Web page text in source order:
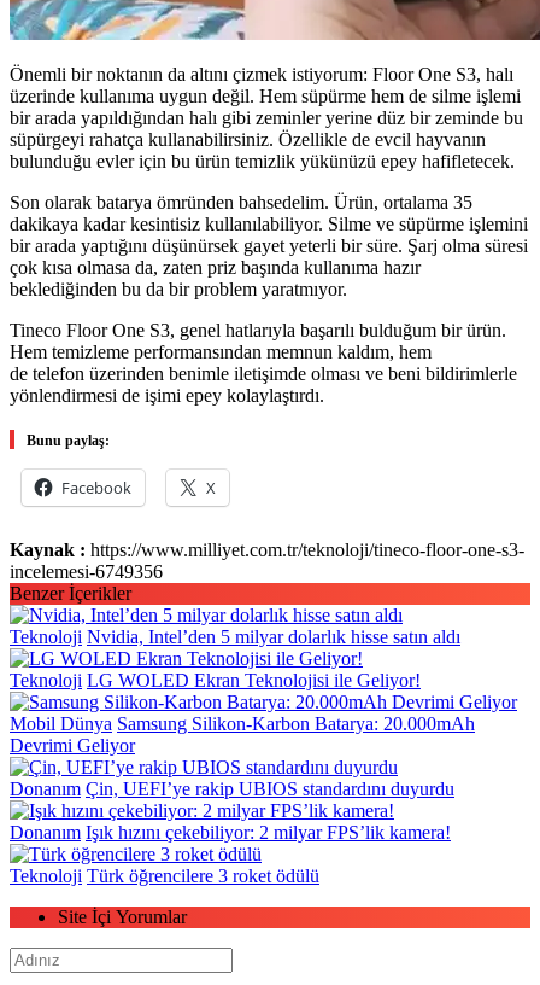
Önemli bir noktanın da altını çizmek istiyorum: Floor One S3, halı
üzerinde kullanıma uygun değil. Hem süpürme hem de silme işlemi
bir arada yapıldığından halı gibi zeminler yerine düz bir zeminde bu
süpürgeyi rahatça kullanabilirsiniz. Özellikle de evcil hayvanın
bulunduğu evler için bu ürün temizlik yükünüzü epey hafifletecek.
Son olarak batarya ömründen bahsedelim. Ürün, ortalama 35
dakikaya kadar kesintisiz kullanılabiliyor. Silme ve süpürme işlemini
bir arada yaptığını düşünürsek gayet yeterli bir süre. Şarj olma süresi
çok kısa olmasa da, zaten priz başında kullanıma hazır
beklediğinden bu da bir problem yaratmıyor.
Tineco Floor One S3, genel hatlarıyla başarılı bulduğum bir ürün.
Hem temizleme performansından memnun kaldım, hem
de telefon üzerinden benimle iletişimde olması ve beni bildirimlerle
yönlendirmesi de işimi epey kolaylaştırdı.
Bunu paylaş:
Facebook X
Kaynak : https://www.milliyet.com.tr/teknoloji/tineco-floor-one-s3-
incelemesi-6749356
Benzer İçerikler
Teknoloji Nvidia, Intel’den 5 milyar dolarlık hisse satın aldı
Teknoloji LG WOLED Ekran Teknolojisi ile Geliyor!
Mobil Dünya Samsung Silikon-Karbon Batarya: 20.000mAh
Devrimi Geliyor
Donanım Çin, UEFI’ye rakip UBIOS standardını duyurdu
Donanım Işık hızını çekebiliyor: 2 milyar FPS’lik kamera!
Teknoloji Türk öğrencilere 3 roket ödülü
Site İçi Yorumlar